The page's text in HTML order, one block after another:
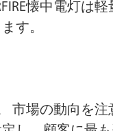
懐中電灯は
す。
市場の動向を